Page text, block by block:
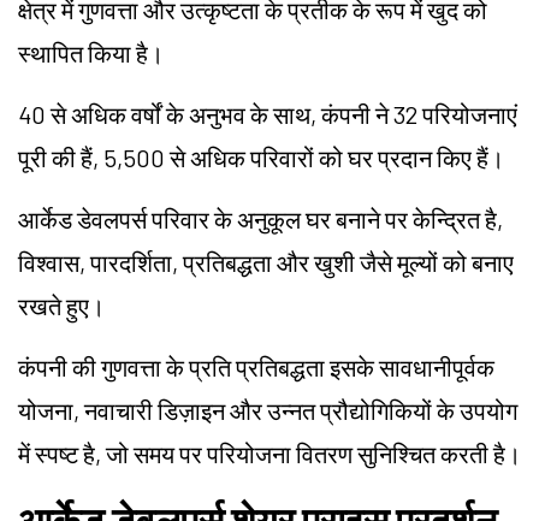
क्षेत्र में गुणवत्ता और उत्कृष्टता के प्रतीक के रूप में खुद को
स्थापित किया है।
40 से अधिक वर्षों के अनुभव के साथ, कंपनी ने 32 परियोजनाएं
पूरी की हैं, 5,500 से अधिक परिवारों को घर प्रदान किए हैं।
आर्केड डेवलपर्स परिवार के अनुकूल घर बनाने पर केन्द्रित है,
विश्वास, पारदर्शिता, प्रतिबद्धता और खुशी जैसे मूल्यों को बनाए
रखते हुए।
कंपनी की गुणवत्ता के प्रति प्रतिबद्धता इसके सावधानीपूर्वक
योजना, नवाचारी डिज़ाइन और उन्नत प्रौद्योगिकियों के उपयोग
में स्पष्ट है, जो समय पर परियोजना वितरण सुनिश्चित करती है।